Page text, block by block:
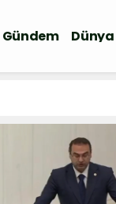
Gündem Dünya